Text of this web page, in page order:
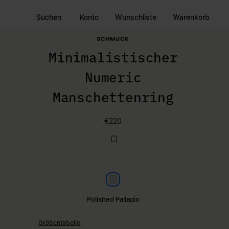
Suchen Konto Wunschliste Warenkorb
SCHMUCK
Minimalistischer
Numeric
Manschettenring
€220
Polished palladio
Polished Palladio
Größentabelle